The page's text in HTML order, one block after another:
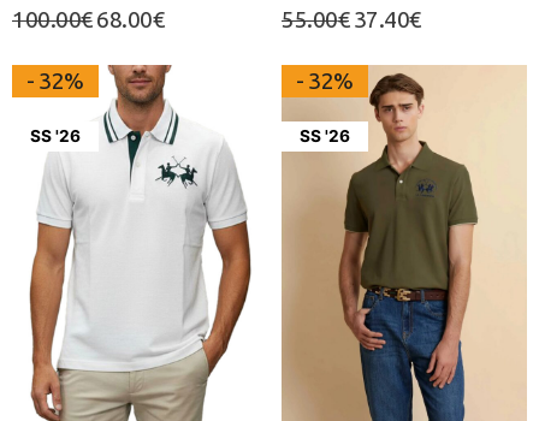
100.00€ 68.00€ 55.00€ 37.40€
SS '26
- 32%
SS '26
- 32%